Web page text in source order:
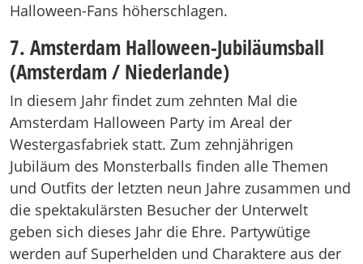
Halloween-Fans höherschlagen.
7. Amsterdam Halloween-Jubiläumsball
(Amsterdam / Niederlande)
In diesem Jahr findet zum zehnten Mal die
Amsterdam Halloween Party im Areal der
Westergasfabriek statt. Zum zehnjährigen
Jubiläum des Monsterballs finden alle Themen
und Outfits der letzten neun Jahre zusammen und
die spektakulärsten Besucher der Unterwelt
geben sich dieses Jahr die Ehre. Partywütige
werden auf Superhelden und Charaktere aus der